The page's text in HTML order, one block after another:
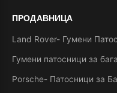
ПРОДАВНИЦА
Land Rover- Гумени
Гумени патосници за
Porsche- Патосници за